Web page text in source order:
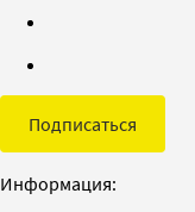
Подписаться
Информация: